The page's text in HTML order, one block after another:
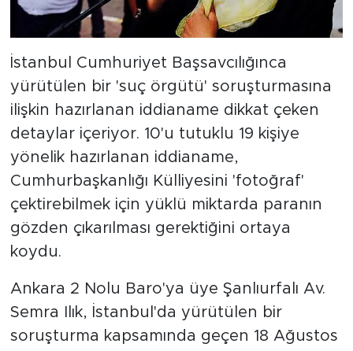
İstanbul Cumhuriyet Başsavcılığınca
yürütülen bir 'suç örgütü' soruşturmasına
ilişkin hazırlanan iddianame dikkat çeken
detaylar içeriyor. 10'u tutuklu 19 kişiye
yönelik hazırlanan iddianame,
Cumhurbaşkanlığı Külliyesini 'fotoğraf'
çektirebilmek için yüklü miktarda paranın
gözden çıkarılması gerektiğini ortaya
koydu.
Ankara 2 Nolu Baro'ya üye Şanlıurfalı Av.
Semra Ilık, İstanbul'da yürütülen bir
soruşturma kapsamında geçen 18 Ağustos